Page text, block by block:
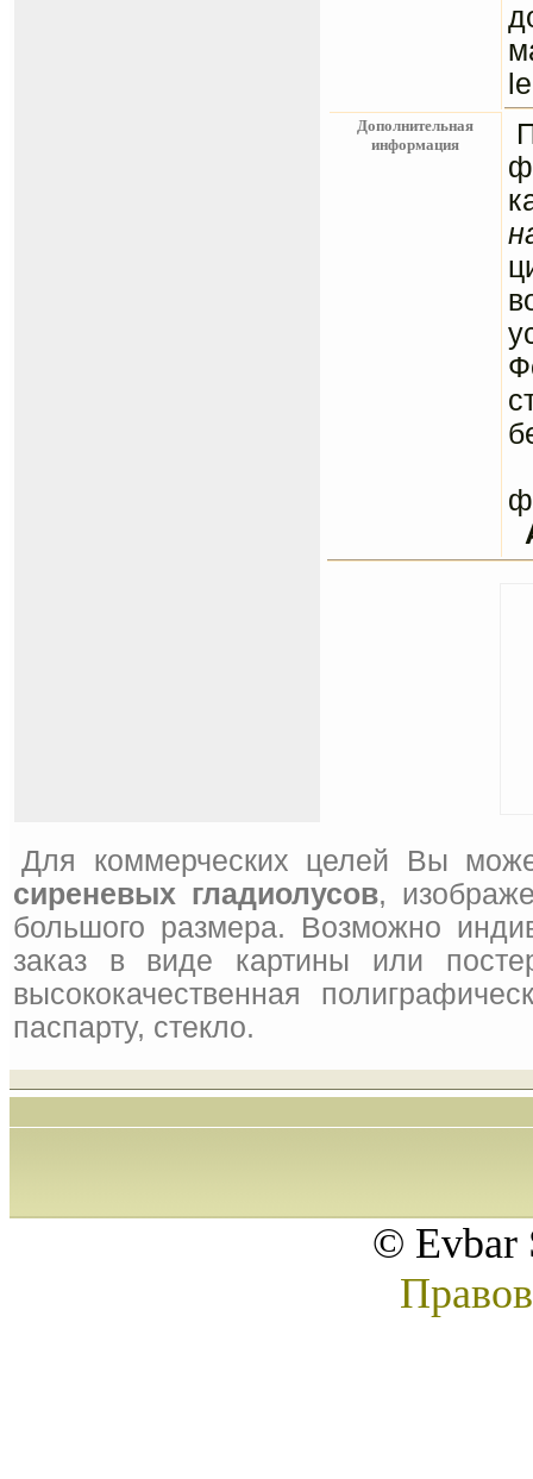
Дополнительная
информация
Для коммерческих целей Вы
сиреневых гладиолусов,
большого размера. Возможно
заказ в виде картины или
высококачественная
паспарту, стекло.
© Evbar